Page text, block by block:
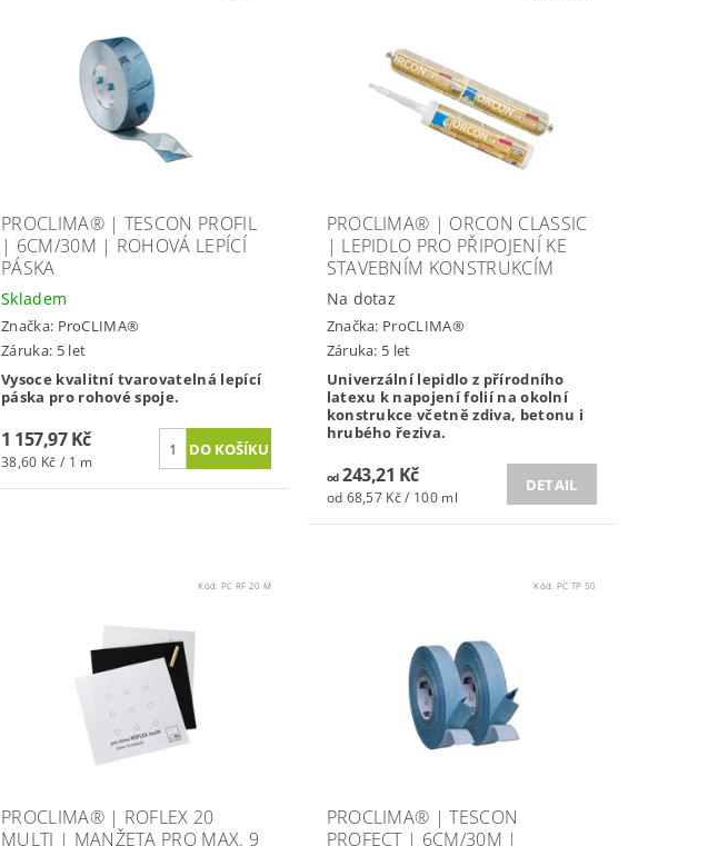
PROCLIMA® | TESCON PROFIL
| 6CM/30M | ROHOVÁ LEPÍCÍ
PÁSKA
Skladem
Značka: ProCLIMA®
Záruka: 5 let
Vysoce kvalitní tvarovatelná lepící
páska pro rohové spoje.
1 157,97 Kč
38,60 Kč / 1 m
PROCLIMA® | ORCON CLASSIC
| LEPIDLO PRO PŘIPOJENÍ KE
STAVEBNÍM KONSTRUKCÍM
Na dotaz
Značka: ProCLIMA®
Záruka: 5 let
Univerzální lepidlo z přírodního
latexu k napojení folií na okolní
konstrukce včetně zdiva, betonu i
hrubého řeziva.
od243,21 Kč
od 68,57 Kč / 100 ml
DETAIL
Kód: PC RF 20 M
PROCLIMA® | ROFLEX 20
MULTI | MANŽETA PRO MAX. 9
Kód:PC TP 50
PROCLIMA® | TESCON
PROFECT | 6CM/30M |